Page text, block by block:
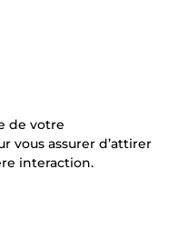
de votre
vous assurer d’attirer
interaction.